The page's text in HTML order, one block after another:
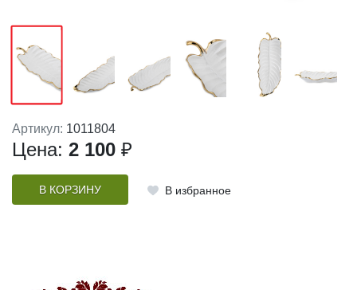
Артикул: 1011804
Цена: 2 100 ₽
В КОРЗИНУ В избранное